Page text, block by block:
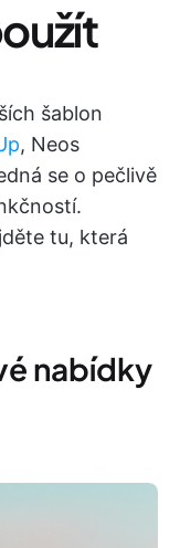
šablon
, Neos
se o pečlivě
tu, která
nabídky